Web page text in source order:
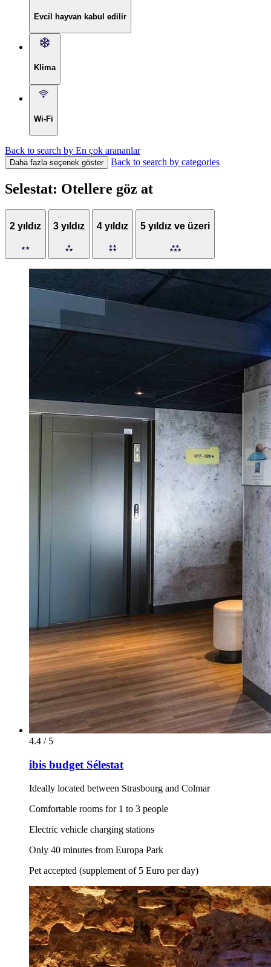
Evcil hayvan kabul edilir
Klima
Wi-Fi
Back to search by En çok arananlar
Daha fazla seçenek göster Back to search by categories
Selestat: Otellere göz at
2 yıldız 3 yıldız 4 yıldız 5 yıldız ve üzeri
4.4 / 5
ibis budget Sélestat
Ideally located between Strasbourg and Colmar
Comfortable rooms for 1 to 3 people
Electric vehicle charging stations
Only 40 minutes from Europa Park
Pet accepted (supplement of 5 Euro per day)